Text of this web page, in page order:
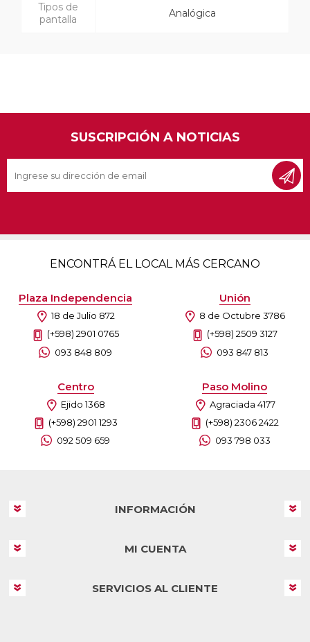
Tipos de
pantalla
Analógica
SUSCRIPCIÓN A NOTICIAS
ENCONTRÁ EL LOCAL MÁS CERCANO
Plaza Independencia
18 de Julio 872
(+598) 2901 0765
093 848 809
Unión
8 de Octubre 3786
(+598) 2509 3127
093 847 813
Centro
Ejido 1368
(+598) 2901 1293
092 509 659
Paso Molino
Agraciada 4177
(+598) 2306 2422
093 798 033
INFORMACIÓN
MI CUENTA
SERVICIOS AL CLIENTE